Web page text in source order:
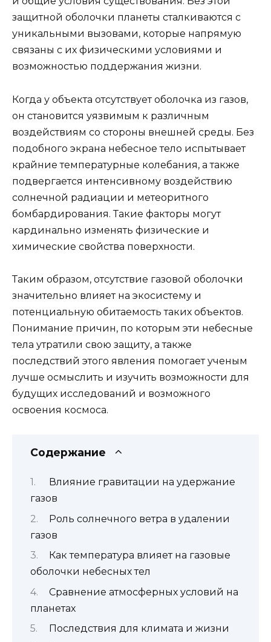
защитной оболочки планеты сталкиваются с
уникальными вызовами, которые напрямую
связаны с их физическими условиями и
возможностью поддержания жизни.
Когда у объекта отсутствует оболочка из газов,
он становится уязвимым к различным
воздействиям со стороны внешней среды. Без
подобного экрана небесное тело испытывает
крайние температурные колебания, а также
подвергается интенсивному воздействию
солнечной радиации и метеоритного
бомбардирования. Такие факторы могут
кардинально изменять физические и
химические свойства поверхности.
Таким образом, отсутствие газовой оболочки
значительно влияет на экосистему и
потенциальную обитаемость таких объектов.
Понимание причин, по которым эти небесные
тела утратили свою защиту, а также
последствий этого явления помогает ученым
лучше осмыслить и изучить возможности для
будущих исследований и возможного
освоения космоса.
Содержание
Влияние гравитации на удержание
газов
Роль солнечного ветра в удалении
газов
Как температура влияет на газовые
оболочки небесных тел
Сравнение атмосферных условий на
планетах
Последствия для климата и жизни